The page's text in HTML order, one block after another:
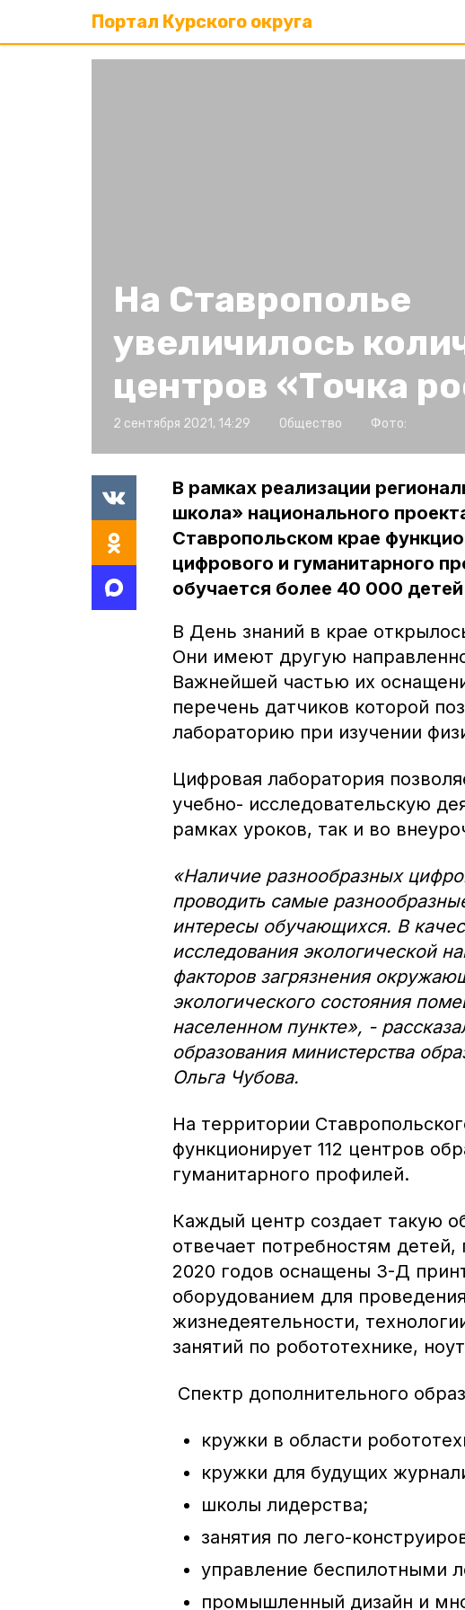
Портал Курского округа
На Ставрополье
увеличилось
центров «Точка
2 сентября 2021, 14:29 Общество Фото:
В рамках реализации
школа» национального
Ставропольском крае
цифрового и гуманитарного
обучается более 40 000
В День знаний в крае
Они имеют другую
Важнейшей частью их
перечень датчиков которой
лабораторию при изучении
Цифровая лаборатория
учебно- исследовательскую
рамках уроков, так и во
«Наличие разнообразных
проводить самые
интересы обучающихся. В
исследования экологической
факторов загрязнения
экологического состояния
населенном пункте», -
образования министерства
Ольга Чубова.
На территории
функционирует 112 центров
гуманитарного профилей.
Каждый центр создает такую
отвечает потребностям
2020 годов оснащены 3-Д
оборудованием для
жизнедеятельности,
занятий по робототехнике,
Спектр дополнительного
кружки в области
кружки для будущих
школы лидерства;
занятия по лего-
управление беспилотными
промышленный дизайн и